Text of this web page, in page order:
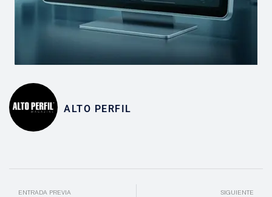
ALTO PERFIL
ENTRADA PREVIA SIGUIENTE